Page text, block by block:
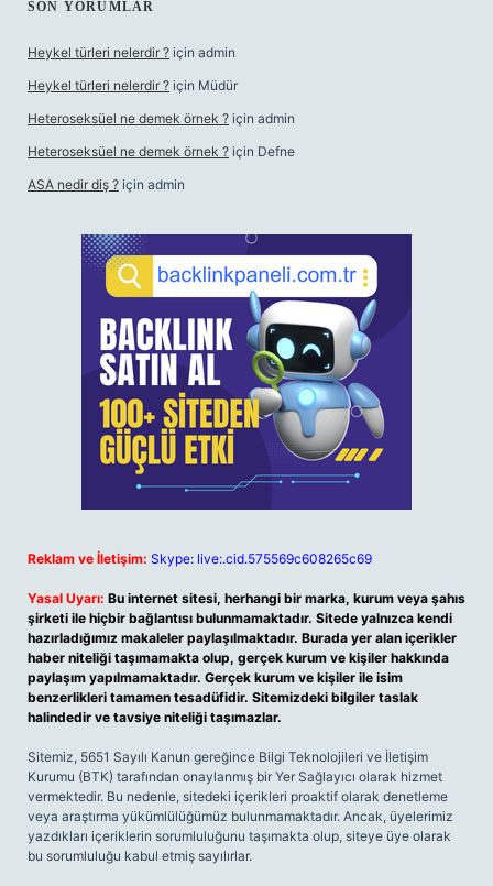
SON YORUMLAR
Heykel türleri nelerdir ? için admin
Heykel türleri nelerdir ? için Müdür
Heteroseksüel ne demek örnek ? için admin
Heteroseksüel ne demek örnek ? için Defne
ASA nedir diş ? için admin
Reklam ve İletişim: Skype: live:.cid.575569c608265c69
Yasal Uyarı: Bu internet sitesi, herhangi bir marka, kurum veya şahıs
şirketi ile hiçbir bağlantısı bulunmamaktadır. Sitede yalnızca kendi
hazırladığımız makaleler paylaşılmaktadır. Burada yer alan içerikler
haber niteliği taşımamakta olup, gerçek kurum ve kişiler hakkında
paylaşım yapılmamaktadır. Gerçek kurum ve kişiler ile isim
benzerlikleri tamamen tesadüfidir. Sitemizdeki bilgiler taslak
halindedir ve tavsiye niteliği taşımazlar.
Sitemiz, 5651 Sayılı Kanun gereğince Bilgi Teknolojileri ve İletişim
Kurumu (BTK) tarafından onaylanmış bir Yer Sağlayıcı olarak hizmet
vermektedir. Bu nedenle, sitedeki içerikleri proaktif olarak denetleme
veya araştırma yükümlülüğümüz bulunmamaktadır. Ancak, üyelerimiz
yazdıkları içeriklerin sorumluluğunu taşımakta olup, siteye üye olarak
bu sorumluluğu kabul etmiş sayılırlar.